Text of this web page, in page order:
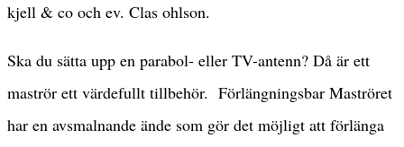
kjell & co och ev. Clas ohlson.
Ska du sätta upp en parabol- eller TV-antenn? Då är ett
maströr ett värdefullt tillbehör. Förlängningsbar Maströret
har en avsmalnande ände som gör det möjligt att förlänga